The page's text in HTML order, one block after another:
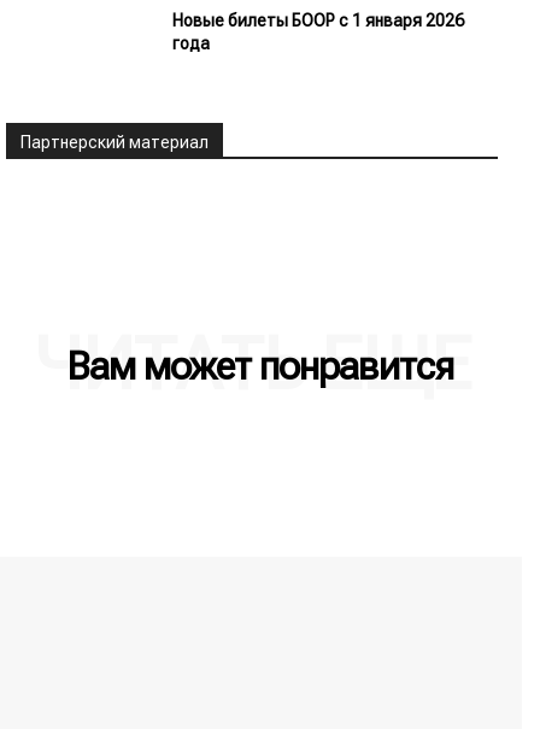
Новые билеты БООР с 1 января 2026
года
Партнерский материал
Вам может понравится
ЧИТАТЬ ЕЩЕ